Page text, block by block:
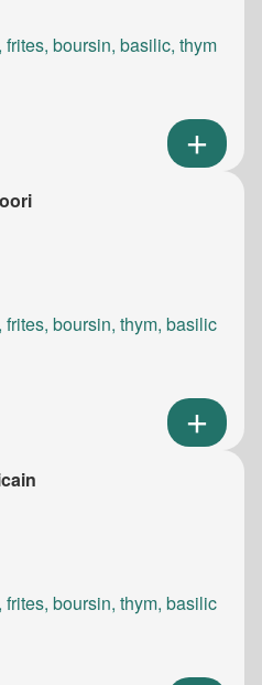
boursin, basilic, thym
boursin, thym, basilic
boursin, thym, basilic